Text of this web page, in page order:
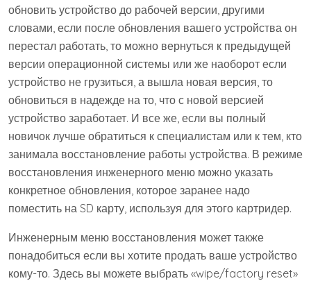
обновить устройство до рабочей версии, другими
словами, если после обновления вашего устройства он
перестал работать, то можно вернуться к предыдущей
версии операционной системы или же наоборот если
устройство не грузиться, а вышла новая версия, то
обновиться в надежде на то, что с новой версией
устройство заработает. И все же, если вы полный
новичок лучше обратиться к специалистам или к тем, кто
занимала восстановление работы устройства. В режиме
восстановления инженерного меню можно указать
конкретное обновления, которое заранее надо
поместить на SD карту, используя для этого картридер.
Инженерным меню восстановления может также
понадобиться если вы хотите продать ваше устройство
кому-то. Здесь вы можете выбрать «wipe/factory reset»